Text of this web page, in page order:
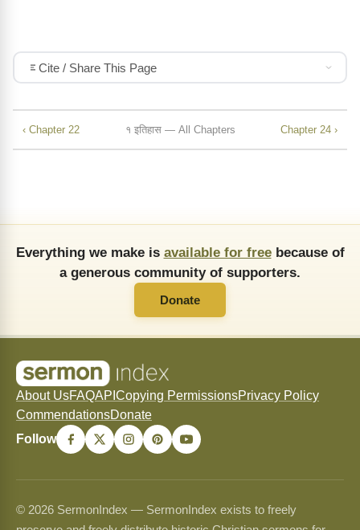
Cite / Share This Page
‹ Chapter 22 १ इतिहास — All Chapters Chapter 24 ›
Everything we make is available for freebecause of
a generous community of supporters.
Donate
About UsFAQAPI Copying PermissionsPrivacy Policy
CommendationsDonate
Follow
© 2026 SermonIndex — SermonIndex exists to freely